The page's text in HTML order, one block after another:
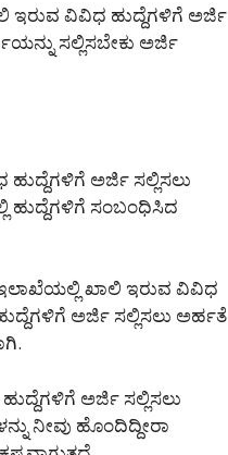
ಇರುವ ವಿವಿಧ ಹುದ್ದೆಗಳಿಗೆ ಅರ್ಜಿ
ಸಲ್ಲಿಸಬೇಕು ಅರ್ಜಿ
ಅರ್ಜಿ ಸಲ್ಲಿಸಲು
ಹುದ್ದೆಗಳಿಗೆ ಸಂಬಂಧಿಸಿದ
ಖಾಲಿ ಇರುವ ವಿವಿಧ
ಅರ್ಜಿ ಸಲ್ಲಿಸಲು ಅರ್ಹತೆ
ಅರ್ಜಿ ಸಲ್ಲಿಸಲು
ನೀವು ಹೊಂದಿದ್ದೀರಾ